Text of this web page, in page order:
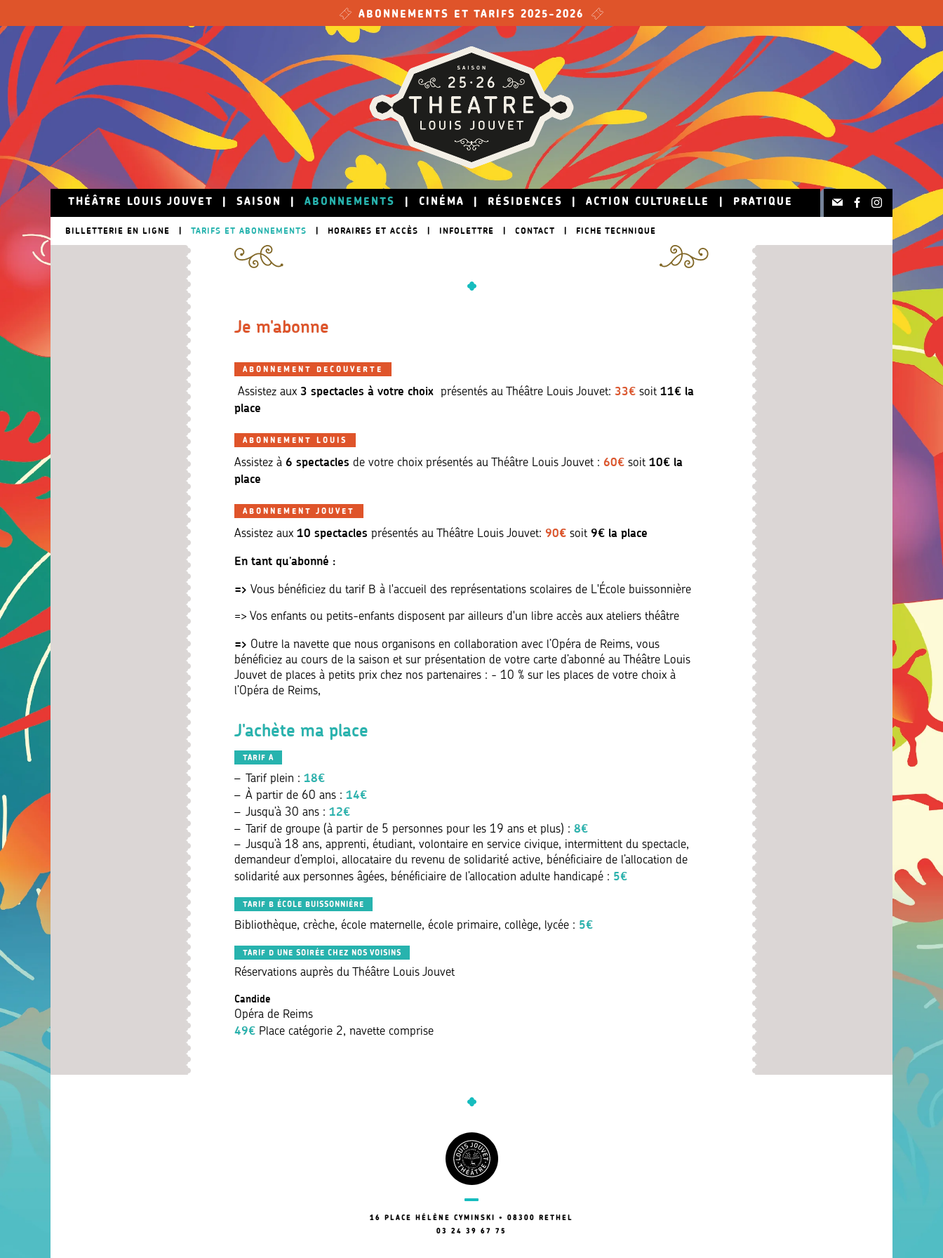
ABONNEMENTS ET TARIFS 2025-2026
THÉÂTRE LOUIS JOUVET SAISON ABONNEMENTS CINÉMA RÉSIDENCES ACTION CULTURELLE PRATIQUE
BILLETTERIE EN LIGNE | TARIFS ET ABONNEMENTS | HORAIRES ET ACCÈS | INFOLETTRE | CONTACT | FICHE TECHNIQUE
Je m'abonne
ABONNEMENT DECOUVERTE
Assistez aux 3 spectacles à votre choix présentés au Théâtre Louis Jouvet: 33€ soit 11€ la
place
ABONNEMENT LOUIS
Assistez à 6 spectacles de votre choix présentés au Théâtre Louis Jouvet : 60€ soit 10€ la
place
ABONNEMENT JOUVET
Assistez aux 10 spectacles présentés au Théâtre Louis Jouvet: 90€ soit 9€ la place
En tant qu'abonné :
=> Vous bénéficiez du tarif B à l'accueil des représentations scolaires de L'École buissonnière
=> Vos enfants ou petits-enfants disposent par ailleurs d'un libre accès aux ateliers théâtre
=> Outre la navette que nous organisons en collaboration avec l’Opéra de Reims, vous
bénéficiez au cours de la saison et sur présentation de votre carte d’abonné au Théâtre Louis
Jouvet de places à petits prix chez nos partenaires : - 10 % sur les places de votre choix à
l’Opéra de Reims,
J'achète ma place
TARIF A
Tarif plein : 18€
À partir de 60 ans : 14€
Jusqu’à 30 ans : 12€
Tarif de groupe (à partir de 5 personnes pour les 19 ans et plus) : 8€
Jusqu’à 18 ans, apprenti, étudiant, volontaire en service civique, intermittent du spectacle,
demandeur d’emploi, allocataire du revenu de solidarité active, bénéficiaire de l’allocation de
solidarité aux personnes âgées, bénéficiaire de l’allocation adulte handicapé : 5€
TARIF B ÉCOLE BUISSONNIÈRE
Bibliothèque, crèche, école maternelle, école primaire, collège, lycée : 5€
TARIF D UNE SOIRÉE CHEZ NOS VOISINS
Réservations auprès du Théâtre Louis Jouvet
Candide
Opéra de Reims
49€ Place catégorie 2, navette comprise
16 PLACE HÉLÈNE CYMINSKI • 08300 RETHEL
03 24 39 67 75